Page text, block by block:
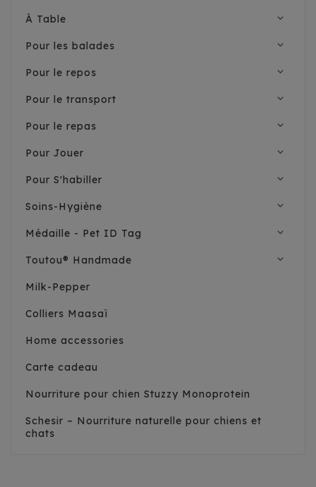
À Table expand_more
Pour les balades expand_more
Pour le repos expand_more
Pour le transport expand_more
Pour le repas expand_more
Pour Jouer expand_more
Pour S'habiller expand_more
Soins-Hygiène expand_more
Médaille - Pet ID Tag expand_more
Toutou® Handmade expand_more
Milk-Pepper
Colliers Maasaï
Home accessories
Carte cadeau
Nourriture pour chien Stuzzy Monoprotein
Schesir – Nourriture naturelle pour chiens et
chats